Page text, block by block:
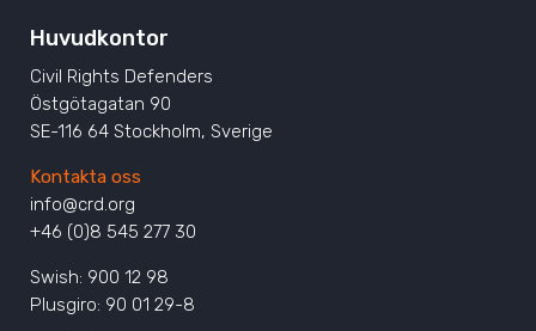
Huvudkontor
Civil Rights Defenders
Östgötagatan 90
SE-116 64 Stockholm, Sverige
Kontakta oss
info@crd.org
+46 (0)8 545 277 30
Swish: 900 12 98
Plusgiro: 90 01 29-8